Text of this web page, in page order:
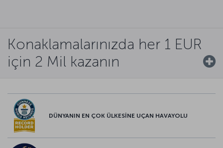
Konaklamalarınızda her 1 EUR
için 2 Mil kazanın
DÜNYANIN EN ÇOK ÜLKESİNE UÇAN HAVAYOLU